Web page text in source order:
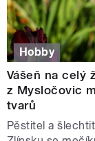
Hobby
Vášeň na celý
z Mysločovic
tvarů
Pěstitel a